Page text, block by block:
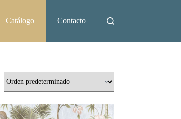
Catálogo Contacto